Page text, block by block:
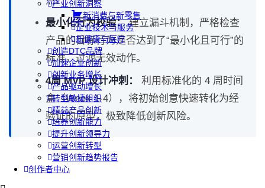
产业创新洞察
新消费与新零售
企业技术与服务
新健康与医疗
创造DTC品牌
加速企业创新
创新业务增长
产品驱动增长
转型敏捷组织
精益产品创新
培养创新能力
提升创新领导力
运营创新转型
营销创新趋势报告
创作者中心
最小化行为校验：建立漏斗机制，严格检查
产品的目标行为是否达到了“最小化且可行”的
标准，过滤无效动作。
4周 MVP 设计冲刺：
利用标准化的 4 周时间
盒（Week 1-4），将初始创意快速转化为经
验证的原型，极致降低创新风险。